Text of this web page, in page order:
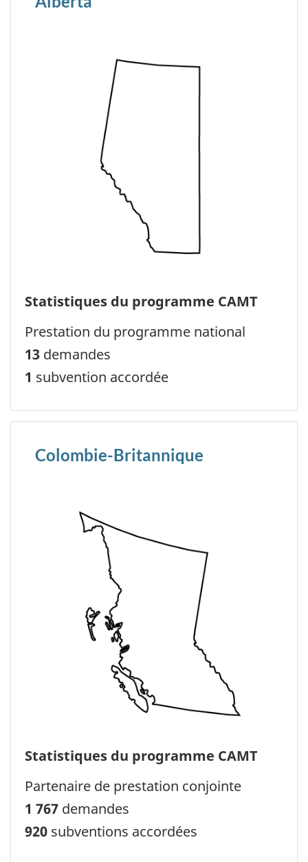
Statistiques du programme CAMT
Prestation du programme national
13 demandes
1 subvention accordée
Colombie-Britannique
Statistiques du programme CAMT
Partenaire de prestation conjointe
1 767 demandes
920 subventions accordées